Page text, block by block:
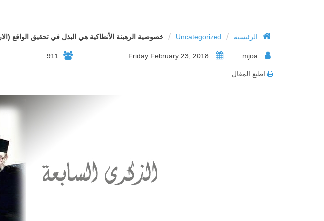
الرئيسية /
Uncategorized
/ خصوصية الرهبنة الأنطاكية هي البذل في تحقيق الواقع
911
اطبع المقال